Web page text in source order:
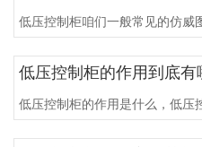
低压控制柜咱们一般常见的仿威
低压控制柜的作用到底有
低压控制柜的作用是什么，低压